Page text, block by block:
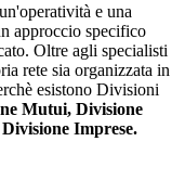
e una
approccio specifico
Oltre agli specialisti
rete sia organizzata in
esistono Divisioni
Mutui, Divisione
Imprese.